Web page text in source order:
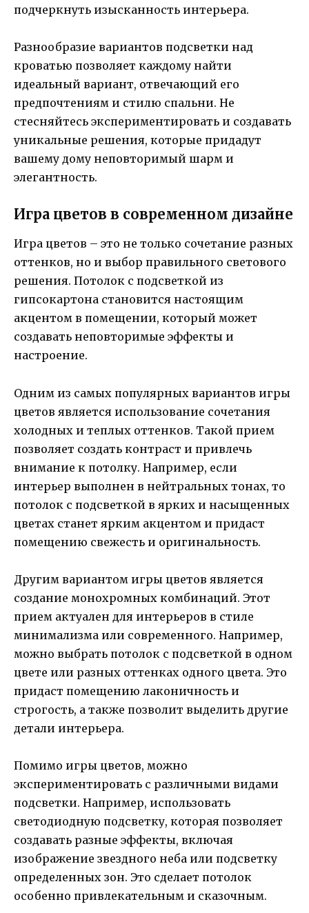
подчеркнуть изысканность интерьера.
Разнообразие вариантов подсветки над
кроватью позволяет каждому найти
идеальный вариант, отвечающий его
предпочтениям и стилю спальни. Не
стесняйтесь экспериментировать и создавать
уникальные решения, которые придадут
вашему дому неповторимый шарм и
элегантность.
Игра цветов в современном дизайне
Игра цветов – это не только сочетание разных
оттенков, но и выбор правильного светового
решения. Потолок с подсветкой из
гипсокартона становится настоящим
акцентом в помещении, который может
создавать неповторимые эффекты и
настроение.
Одним из самых популярных вариантов игры
цветов является использование сочетания
холодных и теплых оттенков. Такой прием
позволяет создать контраст и привлечь
внимание к потолку. Например, если
интерьер выполнен в нейтральных тонах, то
потолок с подсветкой в ярких и насыщенных
цветах станет ярким акцентом и придаст
помещению свежесть и оригинальность.
Другим вариантом игры цветов является
создание монохромных комбинаций. Этот
прием актуален для интерьеров в стиле
минимализма или современного. Например,
можно выбрать потолок с подсветкой в одном
цвете или разных оттенках одного цвета. Это
придаст помещению лаконичность и
строгость, а также позволит выделить другие
детали интерьера.
Помимо игры цветов, можно
экспериментировать с различными видами
подсветки. Например, использовать
светодиодную подсветку, которая позволяет
создавать разные эффекты, включая
изображение звездного неба или подсветку
определенных зон. Это сделает потолок
особенно привлекательным и сказочным.